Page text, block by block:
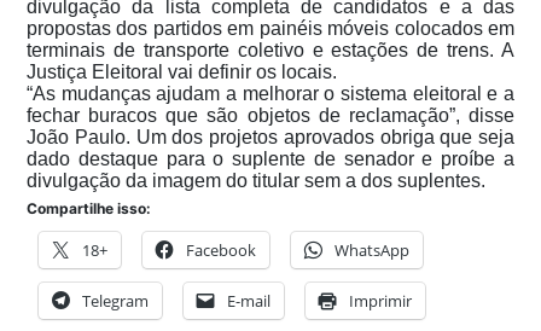
divulgação da lista completa de candidatos e a das
propostas dos partidos em painéis móveis colocados em
terminais de transporte coletivo e estações de trens. A
Justiça Eleitoral vai definir os locais.
“As mudanças ajudam a melhorar o sistema eleitoral e a
fechar buracos que são objetos de reclamação”, disse
João Paulo. Um dos projetos aprovados obriga que seja
dado destaque para o suplente de senador e proíbe a
divulgação da imagem do titular sem a dos suplentes.
Compartilhe isso:
18+ Facebook WhatsApp
Telegram E-mail Imprimir